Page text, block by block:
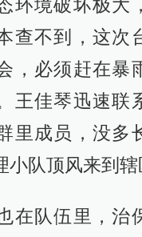
环境破坏极大
查不到，这次
，必须赶在暴
王佳琴迅速联
里成员，没多
小队顶风来到辖
在队伍里，治